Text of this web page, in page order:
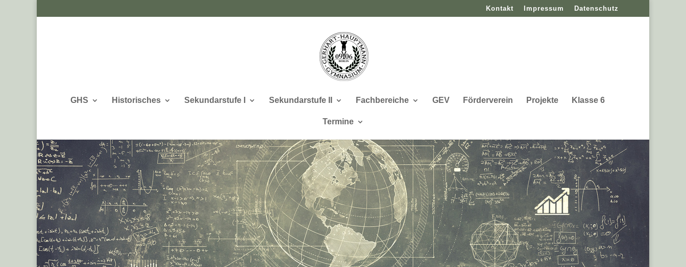
Kontakt Impressum Datenschutz
GHS Historisches Sekundarstufe I Sekundarstufe II Fachbereiche GEV Förderverein Projekte Klasse 6
Termine